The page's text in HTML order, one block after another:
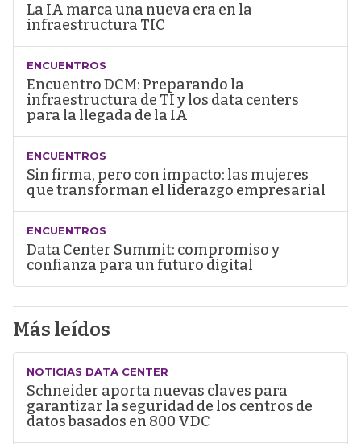
La IA marca una nueva era en la
infraestructura TIC
ENCUENTROS
Encuentro DCM: Preparando la
infraestructura de TI y los data centers
para la llegada de la IA
ENCUENTROS
Sin firma, pero con impacto: las mujeres
que transforman el liderazgo empresarial
ENCUENTROS
Data Center Summit: compromiso y
confianza para un futuro digital
Más leídos
NOTICIAS DATA CENTER
Schneider aporta nuevas claves para
garantizar la seguridad de los centros de
datos basados en 800 VDC